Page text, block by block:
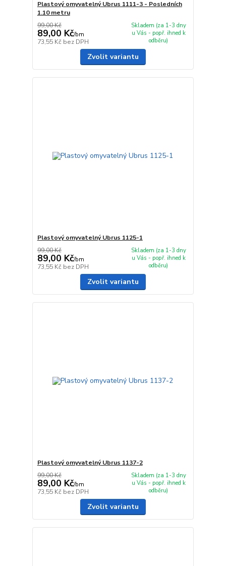
Plastový omyvatelný Ubrus 1111-3 - Posledních
1.10 metru
99,00 Kč
89,00 Kč/bm
73,55 Kč bez DPH
Skladem (za 1-3 dny
u Vás - popř. ihned k
odběru)
Zvolit variantu
Plastový omyvatelný Ubrus 1125-1
99,00 Kč
89,00 Kč/bm
73,55 Kč bez DPH
Skladem (za 1-3 dny
u Vás - popř. ihned k
odběru)
Zvolit variantu
Plastový omyvatelný Ubrus 1137-2
99,00 Kč
89,00 Kč/bm
73,55 Kč bez DPH
Skladem (za 1-3 dny
u Vás - popř. ihned k
odběru)
Zvolit variantu